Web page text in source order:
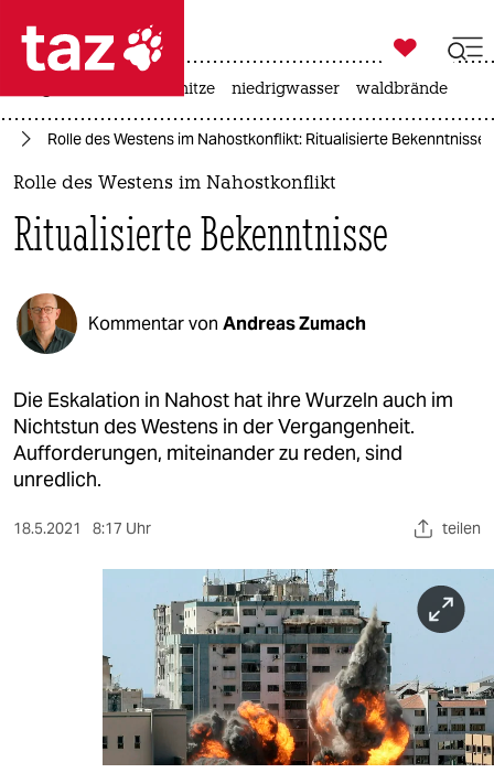
 taz zahl ich
taz zahl ich
politik
öko
gesellschaft
kultur
sport
veranstaltungen

taz zahl ich
hitze niedrigwasser waldbrände
Rolle des Westens im Nahostkonflikt: Ritualisierte Bekenntnisse
Rolle des Westens im Nahostkonflikt
Ritualisierte Bekenntnisse
Kommentar von Andreas Zumach
Die Eskalation in Nahost hat ihre Wurzeln auch im
Nichtstun des Westens in der Vergangenheit.
Aufforderungen, miteinander zu reden, sind
unredlich.
18.5.2021 8:17 Uhr teilen